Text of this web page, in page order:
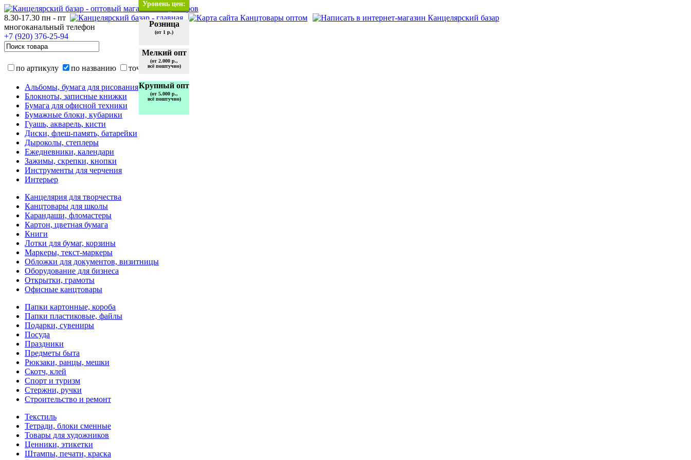
Уровень цен:
Розница
(от 1 р.)
Мелкий опт
(от 2.000 р.,
всё поштучно)
Крупный опт
(от 5.000 р.,
всё поштучно)
8.30-17.30 пн - пт
многоканальный телефон
+7 (920) 376-25-94
по артикулу по названию точно
Альбомы, бумага для рисования
Блокноты, записные книжки
Бумага для офисной техники
Бумажные блоки, кубарики
Гуашь, акварель, кисти
Диски, флеш-память, батарейки
Дыроколы, степлеры
Ежедневники, календари
Зажимы, скрепки, кнопки
Инструменты для черчения
Интерьер
Канцелярия для творчества
Канцтовары для школы
Карандаши, фломастеры
Картон, цветная бумага
Книги
Лотки для бумаг, корзины
Маркеры, текст-маркеры
Обложки для документов, визитницы
Оборудование для бизнеса
Открытки, грамоты
Офисные канцтовары
Папки картонные, короба
Папки пластиковые, файлы
Подарки, сувениры
Посуда
Праздники
Предметы быта
Рюкзаки, ранцы, мешки
Скотч, клей
Спорт и туризм
Стержни, ручки
Строительство и ремонт
Текстиль
Тетради, блоки сменные
Товары для художников
Ценники, этикетки
Штампы, печати, краска